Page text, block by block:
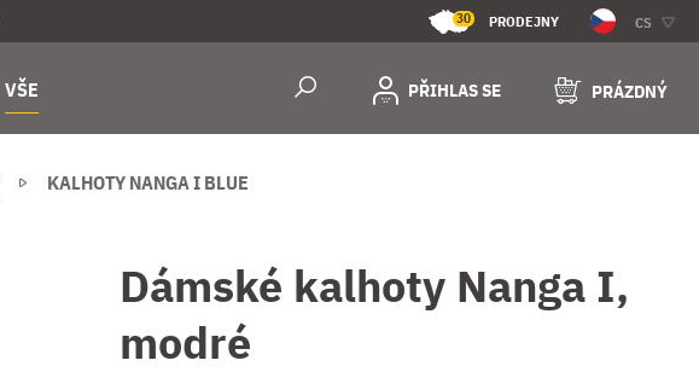
30 PRODEJNY CS
VŠE PŘIHLAS SE PRÁZDNÝ
KALHOTY NANGA I BLUE
Dámské kalhoty Nanga I,
modré